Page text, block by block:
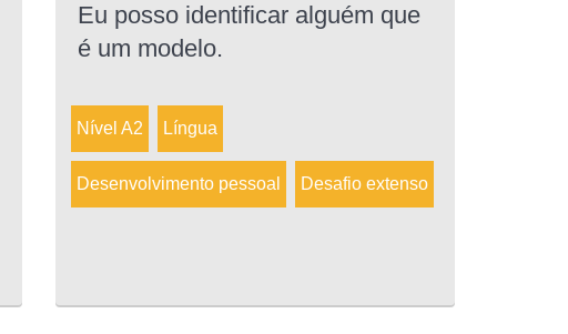
Eu posso identificar alguém que
é um modelo.
Nível A2 Língua
Desenvolvimento pessoal Desafio extenso